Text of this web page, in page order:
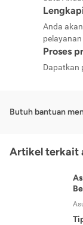
Anda
pelayanan
Proses
Dapatkan
Butuh bantuan
Artikel terkait